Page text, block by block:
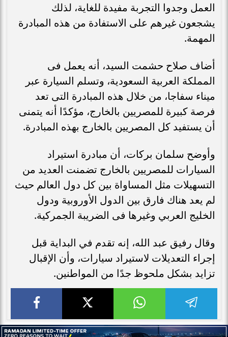
العمل وجدوا التجربة مفيدة للغاية، لذلك
يشجعون غيرهم على الاستفادة من هذه المبادرة
المهمة.
أضاف صلاح حشمت السيد، أنه يعمل فى
المملكة العربية السعودية، وتسلم السيارة عبر
ميناء سفاجا، من خلال هذه المبادرة التى تعد
فرصة كبيرة للمصريين بالخارج، مؤكدًا أنه يتمنى
أن يستفيد كل المصريين بالخارج بهذه المبادرة.
وأوضح سلمان بركات، أن مبادرة استيراد
السيارات للمصريين بالخارج تضمنت العديد من
التسهيلات مثل المساواة بين كل دول العالم حيث
لم يعد هناك فارق بين الدول الأوروبية ودول
الخليج العربي وغيرها فى الضريبة الجمركية.
وقال رفيق عبد الله، إنه تقدم في البداية قبل
إجراء التعديلات لاستيراد سيارات، وأن الإقبال
تزايد بشكل ملحوظ جدًا من المواطنين.